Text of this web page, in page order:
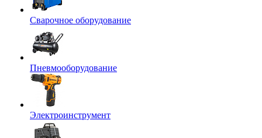
Сварочное оборудование
Пневмооборудование
Электроинструмент